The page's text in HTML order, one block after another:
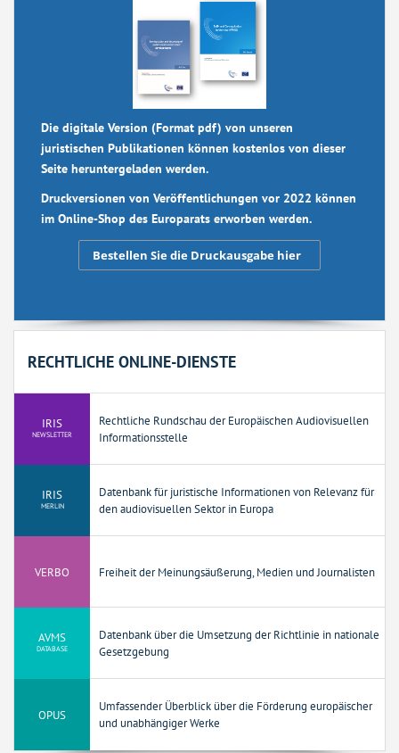
Die digitale Version (Format pdf) von unseren
juristischen Publikationen können kostenlos von dieser
Seite heruntergeladen werden.
Druckversionen von Veröffentlichungen vor 2022 können
im Online-Shop des Europarats erworben werden.
Bestellen Sie die Druckausgabe hier
RECHTLICHE ONLINE-DIENSTE
IRIS
NEWSLETTER
Rechtliche Rundschau der Europäischen Audiovisuellen
Informationsstelle
IRIS
MERLIN
Datenbank für juristische Informationen von Relevanz für
den audiovisuellen Sektor in Europa
VERBO Freiheit der Meinungsäußerung, Medien und Journalisten
AVMS
DATABASE
Datenbank über die Umsetzung der Richtlinie in nationale
Gesetzgebung
OPUS
Umfassender Überblick über die Förderung europäischer
und unabhängiger Werke